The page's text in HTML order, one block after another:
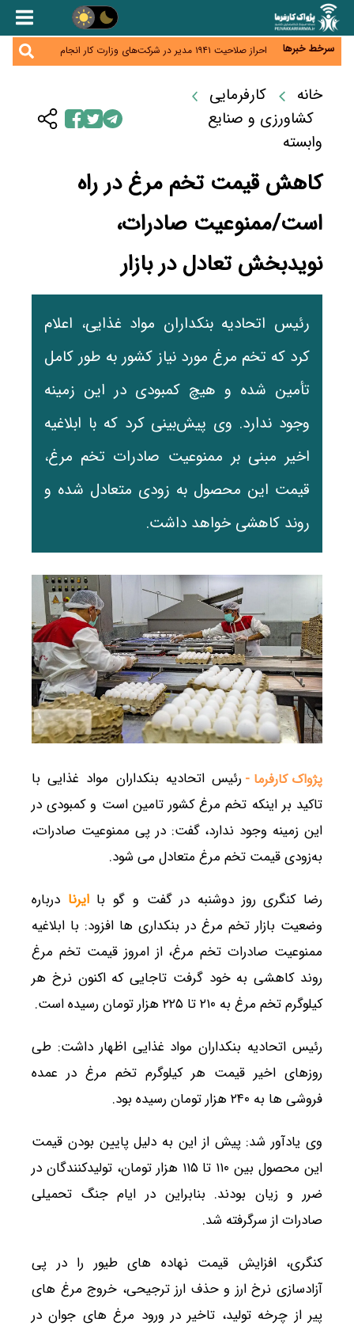
سرخط خبرها
هشدار درباره کاهش عرضه مسکن اجاره‌ای؛ دولت
رسانه تخصصی باید مطالبه‌گری، دقت و استقلال را
سرلوحه کار خود قرار دهداحراز صلاحیت ۱۹۴۱ مدیر در شرکت‌های وزارت کار انجام
نشده است؛ شایسته‌سالاری زیر فشار؟
به چه قیمتی؟
سفارش همچنان متوقف است
خانه
کارفرمایی
کشاورزی و صنایع
وابسته
کاهش قیمت تخم مرغ در راه
است/ممنوعیت صادرات،
نویدبخش تعادل در بازار
رئیس اتحادیه بنکداران مواد غذایی، اعلام
کرد که تخم مرغ مورد نیاز کشور به طور کامل
تأمین شده و هیچ کمبودی در این زمینه
وجود ندارد. وی پیش‌بینی کرد که با ابلاغیه
اخیر مبنی بر ممنوعیت صادرات تخم مرغ،
قیمت این محصول به زودی متعادل شده و
روند کاهشی خواهد داشت.
پژواک کارفرما - رئیس اتحادیه بنکداران مواد غذایی با
تاکید بر اینکه تخم مرغ کشور تامین است و کمبودی در
این زمینه وجود ندارد، گفت: در پی ممنوعیت صادرات،
به‌زودی قیمت تخم مرغ متعادل می شود.
رضا کنگری روز دوشنبه در گفت و گو با ایرنا درباره
وضعیت بازار تخم مرغ در بنکداری ها افزود: با ابلاغیه
ممنوعیت صادرات تخم مرغ، از امروز قیمت تخم مرغ
روند کاهشی به خود گرفت تاجایی که اکنون نرخ هر
کیلوگرم تخم مرغ به ۲۱۰ تا ۲۲۵ هزار تومان رسیده است.
رئیس اتحادیه بنکداران مواد غذایی اظهار داشت: طی
روزهای اخیر قیمت هر کیلوگرم تخم مرغ در عمده
فروشی ها به ۲۴۰ هزار تومان رسیده بود.
وی یادآور شد: پیش از این به دلیل پایین بودن قیمت
این محصول بین ۱۱۰ تا ۱۱۵ هزار تومان، تولیدکنندگان در
ضرر و زیان بودند. بنابراین در ایام جنگ تحمیلی
صادرات از سرگرفته شد.
کنگری، افزایش قیمت نهاده های طیور را در پی
آزادسازی نرخ ارز و حذف ارز ترجیحی، خروج مرغ های
پیر از چرخه تولید، تاخیر در ورود مرغ های جوان در